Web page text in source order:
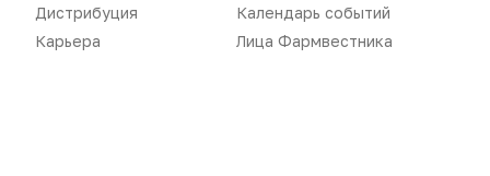
Подкасты
Дистрибуция
Карьера
Календарь событий
Лица Фармвестника